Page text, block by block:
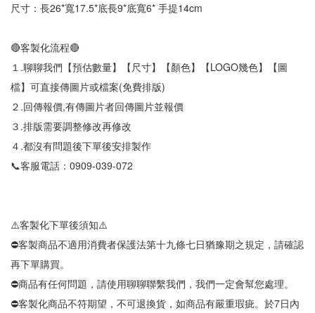
尺寸：長26*寬17.5*底長9*底寬6* 手提14cm
🔴客製化流程🔴
１.聊聊我們【預估數量】【尺寸】【顏色】【LOGO幾色】【圖
檔】可直接傳圖片或檔案(免費排版)
２.回傳報價,有傳圖片者回傳圖片並報價
３.排版需要調整修改再修改
４.都沒有問題後下單後安排製作
📞客服電話：0909-039-072
⚠️客製化下單後須知⚠️
⛔客製商品不適用消費者保護法第十九條七日猶豫期之規定，請確認
再下單購買。
⛔商品有任何問題，請使用聊聊聯繫我們，我們一定會幫您處理。
⛔客製化商品不符期望，不可退換貨，如商品有嚴重瑕疵。於7日內